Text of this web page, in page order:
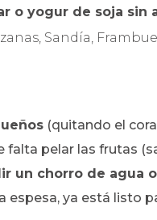
o yogur de soja sin
Sandía,
(quitando el
falta pelar las frutas
un chorro de agua
espesa, ya está listo